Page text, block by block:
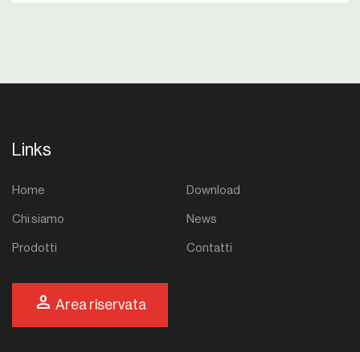
Links
Home
Chi siamo
Prodotti
Download
News
Contatti
person Area riservata